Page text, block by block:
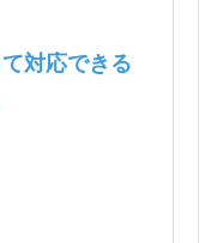
対応できる